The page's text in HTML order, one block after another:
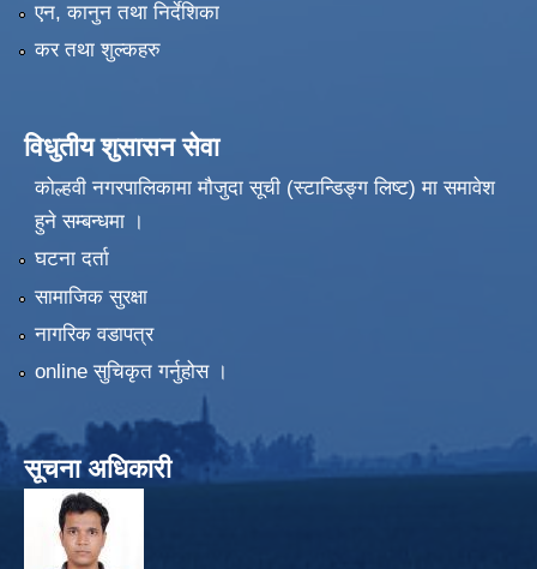
एन, कानुन तथा निर्देशिका
कर तथा शुल्कहरु
विधुतीय शुसासन सेवा
कोल्हवी नगरपालिकामा मौजुदा सूची (स्टान्डिङ्ग लिष्ट) मा समावेश
हुने सम्बन्धमा ।
घटना दर्ता
सामाजिक सुरक्षा
नागरिक वडापत्र
online सुचिकृत गर्नुहोस ।
सूचना अधिकारी